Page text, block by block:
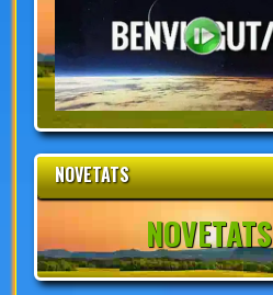
NOVETATS
NOVETATS